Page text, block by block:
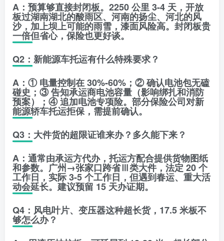
A：预算够直接封闭板。2250 公里 3-4 天，开放
板过湖南湖北的酸雨区、河南的扬尘、河北的风
沙，加上坝上可能的雨雪，漆面风险高。封闭板贵
一倍但省心，保险也更好谈。
Q2：新能源车托运有什么特殊要求？
A：① 电量控制在 30%-60%；② 确认电池包无磕
碰史；③ 告知承运商电池容量（影响绑扎和消防
预案）；④ 追加电池专项险。部分保险公司对新
能源轿车托运拒保，需提前确认。
Q3：大件货的超限证谁来办？多久能下来？
A：通常由承运方代办，托运方配合提供货物图纸
和参数。广州→张家口跨省Ⅲ类大件，法定 20 个
工作日，实际 3-5 个工作日 ，但遇到春运、重大活
动会延长。建议预留 15 天办证期。
Q4：风电叶片、变压器这种超长货，17.5 米板不
够怎么办？